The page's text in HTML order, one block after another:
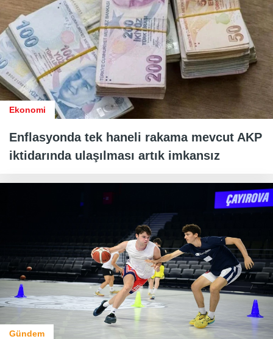
Ekonomi
Enflasyonda tek haneli rakama mevcut AKP
iktidarında ulaşılması artık imkansız
Gündem